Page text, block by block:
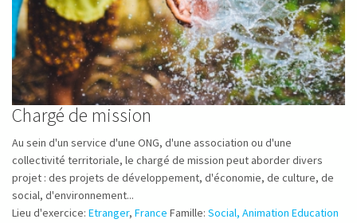
Chargé de mission
Au sein d'un service d'une ONG, d'une association ou d'une
collectivité territoriale, le chargé de mission peut aborder divers
projet : des projets de développement, d'économie, de culture, de
social, d'environnement...
Lieu d'exercice: Etranger, France Famille: Social, Animation Education